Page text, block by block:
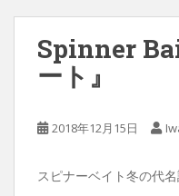
Spinner
ート』
2018年12月15日
スピナーベイト冬の代名